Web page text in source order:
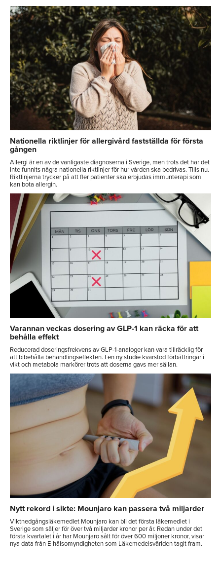
Nationella riktlinjer för allergivård fastställda för första
gången
Allergi är en av de vanligaste diagnoserna i Sverige, men trots det har det
inte funnits några nationella riktlinjer för hur vården ska bedrivas. Tills nu.
Riktlinjerna trycker på att fler patienter ska erbjudas immunterapi som
kan bota allergin.
Varannan veckas dosering av GLP-1 kan räcka för att
behålla effekt
Reducerad doseringsfrekvens av GLP-1-analoger kan vara tillräcklig för
att bibehålla behandlingseffekten. I en ny studie kvarstod förbättringar i
vikt och metabola markörer trots att doserna gavs mer sällan.
Nytt rekord i sikte: Mounjaro kan passera två miljarder
Viktnedgångsläkemedlet Mounjaro kan bli det första läkemedlet i
Sverige som säljer för över två miljarder kronor per år. Redan under det
första kvartalet i år har Mounjaro sålt för över 600 miljoner kronor, visar
nya data från E-hälsomyndigheten som Läkemedelsvärlden tagit fram.